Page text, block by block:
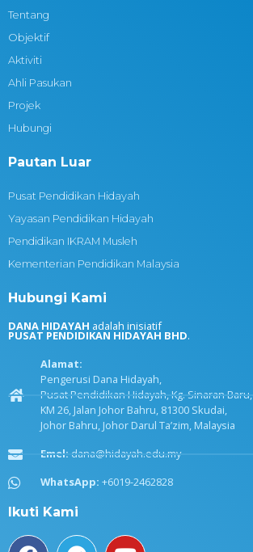
Tentang
Objektif
Aktiviti
Ahli Pasukan
Projek
Hubungi
Pautan Luar
Pusat Pendidikan Hidayah
Yayasan Pendidikan Hidayah
Pendidikan IKRAM Musleh
Kementerian Pendidikan Malaysia
Hubungi Kami
DANA HIDAYAH adalah inisiatif
PUSAT PENDIDIKAN HIDAYAH BHD.
Alamat:
Pengerusi Dana Hidayah,
Pusat Pendidikan Hidayah, Kg. Sinaran Baru,
KM 26, Jalan Johor Bahru, 81300 Skudai,
Johor Bahru, Johor Darul Ta’zim, Malaysia
Emel: dana@hidayah.edu.my
WhatsApp: +6019-2462828
Ikuti Kami